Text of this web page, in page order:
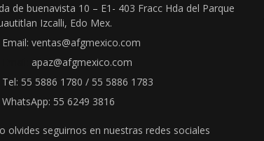
de buenavista 10 – E1- 403 Fracc Hda del Parque
Izcalli, Edo Mex.
Email: ventas@afgmexico.com
apaz@afgmexico.com
Tel: 55 5886 1780 / 55 5886 1783
WhatsApp: 55 6249 3816
olvides seguirnos en nuestras redes sociales